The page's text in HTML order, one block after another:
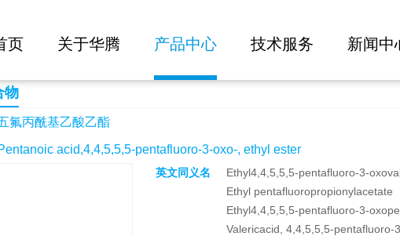
页 关于华腾 产品中心 技术服务 新闻中
酯
物
氟丙酰基乙酸乙酯
acid,4,4,5,5,5-pentafluoro-3-oxo-, ethyl ester
英文同义名
Ethyl4,4,5,5,5-pentafluoro-3-
Ethyl pentafluoropropionylacetate
Ethyl4,4,5,5,5-pentafluoro-3-
Valericacid, 4,4,5,5,5-pentafluoro-